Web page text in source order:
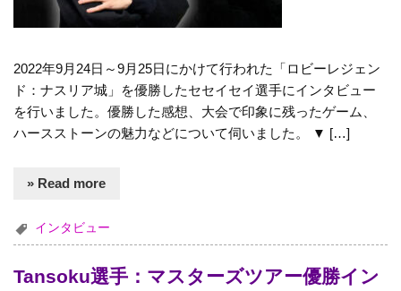
2022年9月24日～9月25日にかけて行われた「ロビーレジェン
ド：ナスリア城」を優勝したセセイセイ選手にインタビュー
を行いました。優勝した感想、大会で印象に残ったゲーム、
ハースストーンの魅力などについて伺いました。 ▼ […]
» Read more
インタビュー
Tansoku選手：マスターズツアー優勝イン